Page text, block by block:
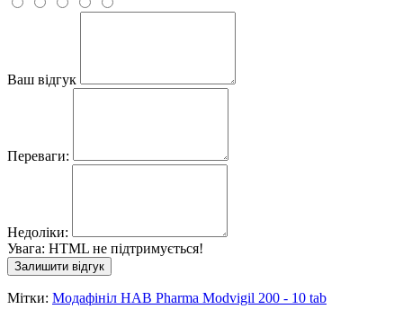
Ваш відгук
Переваги:
Недоліки:
Увага: HTML не підтримується!
Залишити відгук
Мітки: Модафініл HAB Pharma Modvigil 200 - 10 tab